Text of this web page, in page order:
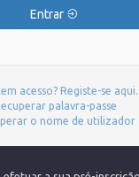
Entrar
acesso? Registe-se aqui.
palavra-passe
o nome de utilizador